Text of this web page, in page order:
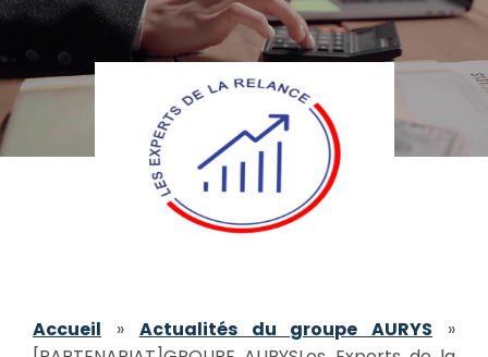
Accueil » Actualités du groupe AURYS »